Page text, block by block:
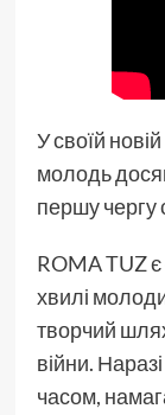
У своїй
молодь
першу чергу
ROMA TUZ є
хвилі
творчий
війни.
часом,